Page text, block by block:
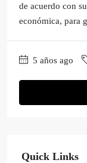
de acuerdo con
económica, para
5 años ago
Quick Links